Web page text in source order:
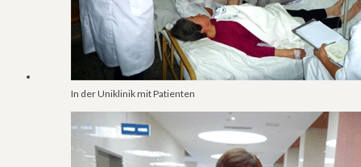
In der Uniklinik mit Patienten